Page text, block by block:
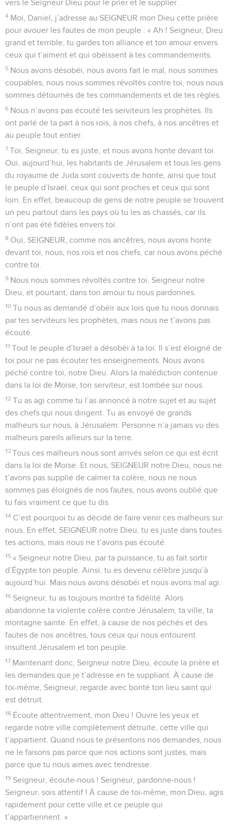
vers le Seigneur Dieu pour le prier et le supplier.
4 Moi, Daniel, j’adresse au SEIGNEUR mon Dieu cette prière
pour avouer les fautes de mon peuple : « Ah ! Seigneur, Dieu
grand et terrible, tu gardes ton alliance et ton amour envers
ceux qui t’aiment et qui obéissent à tes commandements.
5 Nous avons désobéi, nous avons fait le mal, nous sommes
coupables, nous nous sommes révoltés contre toi, nous nous
sommes détournés de tes commandements et de tes règles.
6 Nous n’avons pas écouté tes serviteurs les prophètes. Ils
ont parlé de ta part à nos rois, à nos chefs, à nos ancêtres et
au peuple tout entier.
7 Toi, Seigneur, tu es juste, et nous avons honte devant toi.
Oui, aujourd’hui, les habitants de Jérusalem et tous les gens
du royaume de Juda sont couverts de honte, ainsi que tout
le peuple d’Israël, ceux qui sont proches et ceux qui sont
loin. En effet, beaucoup de gens de notre peuple se trouvent
un peu partout dans les pays où tu les as chassés, car ils
n’ont pas été fidèles envers toi.
8 Oui, SEIGNEUR, comme nos ancêtres, nous avons honte
devant toi, nous, nos rois et nos chefs, car nous avons péché
contre toi.
9 Nous nous sommes révoltés contre toi, Seigneur notre
Dieu, et pourtant, dans ton amour tu nous pardonnes.
10 Tu nous as demandé d’obéir aux lois que tu nous donnais
par tes serviteurs les prophètes, mais nous ne t’avons pas
écouté.
11 Tout le peuple d’Israël a désobéi à ta loi. Il s’est éloigné de
toi pour ne pas écouter tes enseignements. Nous avons
péché contre toi, notre Dieu. Alors la malédiction contenue
dans la loi de Moïse, ton serviteur, est tombée sur nous.
12 Tu as agi comme tu l’as annoncé à notre sujet et au sujet
des chefs qui nous dirigent. Tu as envoyé de grands
malheurs sur nous, à Jérusalem. Personne n’a jamais vu des
malheurs pareils ailleurs sur la terre.
13 Tous ces malheurs nous sont arrivés selon ce qui est écrit
dans la loi de Moïse. Et nous, SEIGNEUR notre Dieu, nous ne
t’avons pas supplié de calmer ta colère, nous ne nous
sommes pas éloignés de nos fautes, nous avons oublié que
tu fais vraiment ce que tu dis.
14 C’est pourquoi tu as décidé de faire venir ces malheurs sur
nous. En effet, SEIGNEUR notre Dieu, tu es juste dans toutes
tes actions, mais nous ne t’avons pas écouté.
15 « Seigneur notre Dieu, par ta puissance, tu as fait sortir
d’Égypte ton peuple. Ainsi, tu es devenu célèbre jusqu’à
aujourd’hui. Mais nous avons désobéi et nous avons mal agi.
16 Seigneur, tu as toujours montré ta fidélité. Alors
abandonne ta violente colère contre Jérusalem, ta ville, ta
montagne sainte. En effet, à cause de nos péchés et des
fautes de nos ancêtres, tous ceux qui nous entourent
insultent Jérusalem et ton peuple.
17 Maintenant donc, Seigneur notre Dieu, écoute la prière et
les demandes que je t’adresse en te suppliant. À cause de
toi-même, Seigneur, regarde avec bonté ton lieu saint qui
est détruit.
18 Écoute attentivement, mon Dieu ! Ouvre les yeux et
regarde notre ville complètement détruite, cette ville qui
t’appartient. Quand nous te présentons nos demandes, nous
ne le faisons pas parce que nos actions sont justes, mais
parce que tu nous aimes avec tendresse.
19 Seigneur, écoute-nous ! Seigneur, pardonne-nous !
Seigneur, sois attentif ! À cause de toi-même, mon Dieu, agis
rapidement pour cette ville et ce peuple qui
t’appartiennent. »